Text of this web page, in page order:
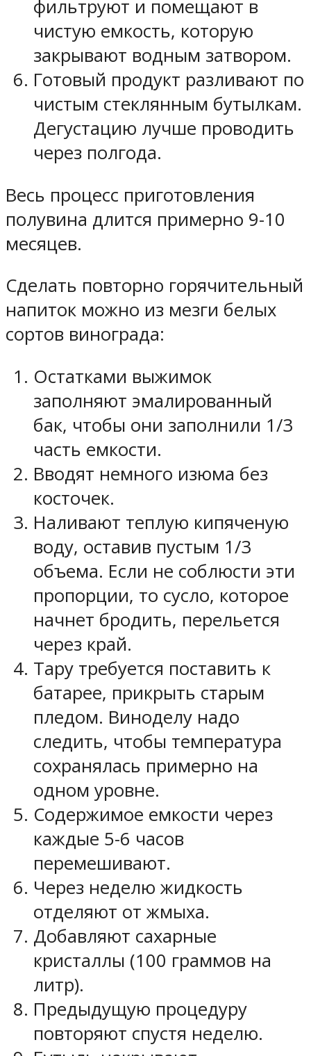
фильтруют и помещают в
чистую емкость, которую
закрывают водным затвором.
Готовый продукт разливают по
чистым стеклянным бутылкам.
Дегустацию лучше проводить
через полгода.
Весь процесс приготовления
полувина длится примерно 9-10
месяцев.
Сделать повторно горячительный
напиток можно из мезги белых
сортов винограда:
Остатками выжимок
заполняют эмалированный
бак, чтобы они заполнили 1/3
часть емкости.
Вводят немного изюма без
косточек.
Наливают теплую кипяченую
воду, оставив пустым 1/3
объема. Если не соблюсти эти
пропорции, то сусло, которое
начнет бродить, перельется
через край.
Тару требуется поставить к
батарее, прикрыть старым
пледом. Виноделу надо
следить, чтобы температура
сохранялась примерно на
одном уровне.
Содержимое емкости через
каждые 5-6 часов
перемешивают.
Через неделю жидкость
отделяют от жмыха.
Добавляют сахарные
кристаллы (100 граммов на
литр).
Предыдущую процедуру
повторяют спустя неделю.